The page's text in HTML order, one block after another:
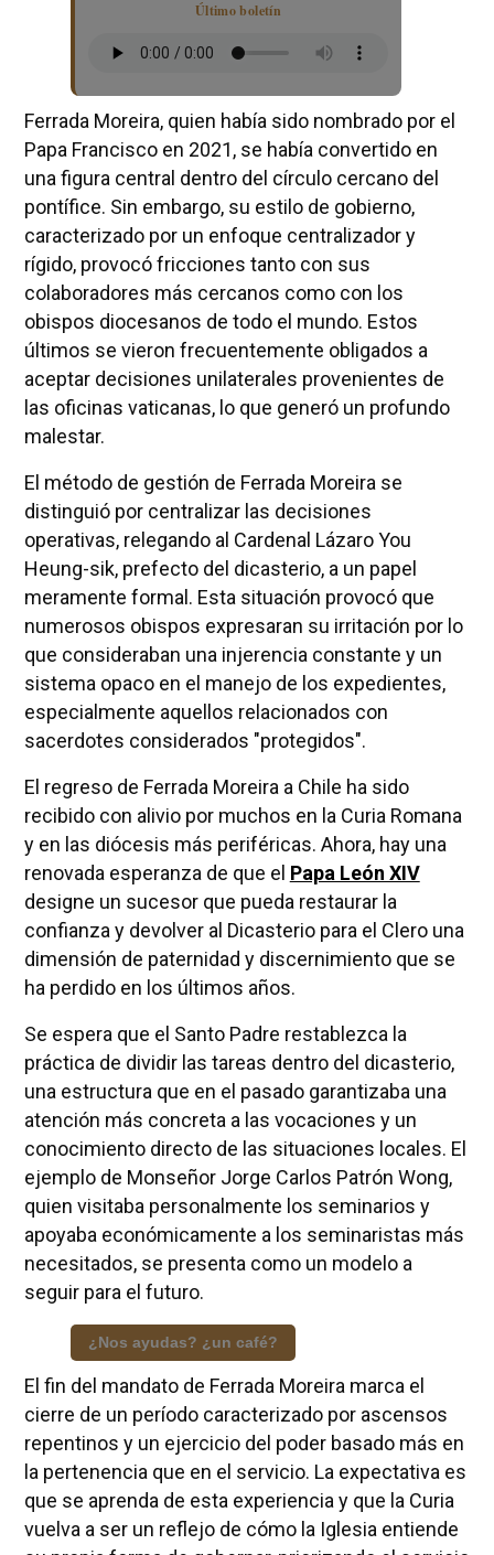
Último boletín
Ferrada Moreira, quien había sido nombrado por el
Papa Francisco en 2021, se había convertido en
una figura central dentro del círculo cercano del
pontífice. Sin embargo, su estilo de gobierno,
caracterizado por un enfoque centralizador y
rígido, provocó fricciones tanto con sus
colaboradores más cercanos como con los
obispos diocesanos de todo el mundo. Estos
últimos se vieron frecuentemente obligados a
aceptar decisiones unilaterales provenientes de
las oficinas vaticanas, lo que generó un profundo
malestar.
El método de gestión de Ferrada Moreira se
distinguió por centralizar las decisiones
operativas, relegando al Cardenal Lázaro You
Heung-sik, prefecto del dicasterio, a un papel
meramente formal. Esta situación provocó que
numerosos obispos expresaran su irritación por lo
que consideraban una injerencia constante y un
sistema opaco en el manejo de los expedientes,
especialmente aquellos relacionados con
sacerdotes considerados "protegidos".
El regreso de Ferrada Moreira a Chile ha sido
recibido con alivio por muchos en la Curia Romana
y en las diócesis más periféricas. Ahora, hay una
renovada esperanza de que el Papa León XIV
designe un sucesor que pueda restaurar la
confianza y devolver al Dicasterio para el Clero una
dimensión de paternidad y discernimiento que se
ha perdido en los últimos años.
Se espera que el Santo Padre restablezca la
práctica de dividir las tareas dentro del dicasterio,
una estructura que en el pasado garantizaba una
atención más concreta a las vocaciones y un
conocimiento directo de las situaciones locales. El
ejemplo de Monseñor Jorge Carlos Patrón Wong,
quien visitaba personalmente los seminarios y
apoyaba económicamente a los seminaristas más
necesitados, se presenta como un modelo a
seguir para el futuro.
¿Nos ayudas? ¿un café?
El fin del mandato de Ferrada Moreira marca el
cierre de un período caracterizado por ascensos
repentinos y un ejercicio del poder basado más en
la pertenencia que en el servicio. La expectativa es
que se aprenda de esta experiencia y que la Curia
vuelva a ser un reflejo de cómo la Iglesia entiende